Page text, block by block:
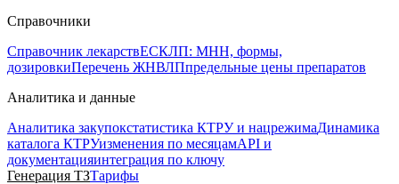
Справочники
Справочник лекарствЕСКЛП: МНН, формы,
дозировкиПеречень ЖНВЛПпредельные цены препаратов
Аналитика и данные
Аналитика закупокстатистика КТРУ и нацрежимаДинамика
каталога КТРУизменения по месяцамAPI и
документацияинтеграция по ключу
Генерация ТЗТарифы